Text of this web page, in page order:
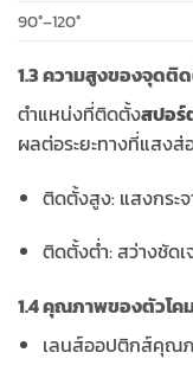
90°–120°
1.3 ความสูงของจุดติ
ตำแหน่งที่ติดตั้งสปอร์
ผลต่อระยะทางที่แสงส่
ติดตั้งสูง: แสงกระ
ติดตั้งต่ำ: สว่างชัด
1.4 คุณภาพของตัวโค
เลนส์ออปติกส์คุณ